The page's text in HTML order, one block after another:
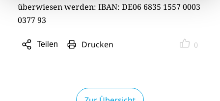
überwiesen werden: IBAN: DE06 6835 1557 0003
0377 93
Teilen
Sharing
Drucken 0